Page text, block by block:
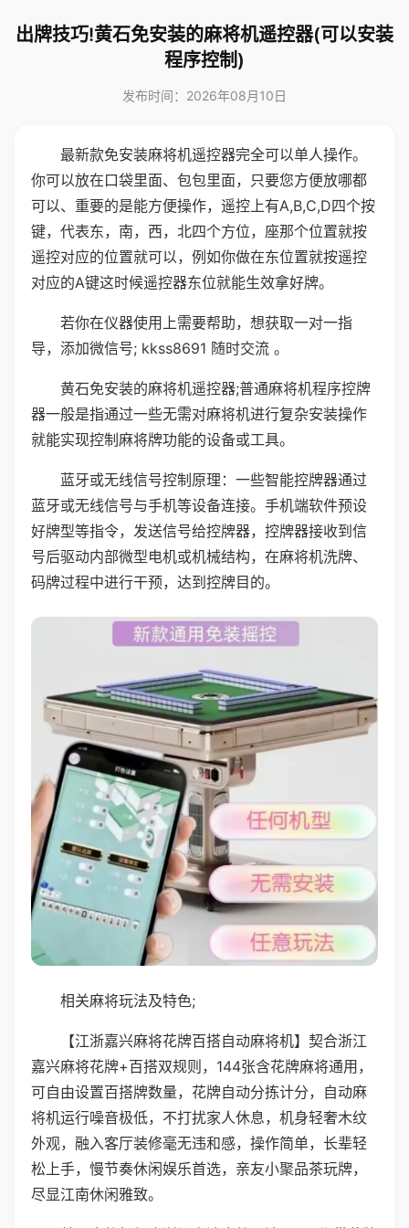
出牌技巧!黄石免安装的麻将机遥控器(可以安装
程序控制)
发布时间：2026年08月10日
最新款免安装麻将机遥控器完全可以单人操作。
你可以放在口袋里面、包包里面，只要您方便放哪都
可以、重要的是能方便操作，遥控上有A,B,C,D四个按
键，代表东，南，西，北四个方位，座那个位置就按
遥控对应的位置就可以，例如你做在东位置就按遥控
对应的A键这时候遥控器东位就能生效拿好牌。
若你在仪器使用上需要帮助，想获取一对一指
导，添加微信号; kkss8691 随时交流 。
黄石免安装的麻将机遥控器;普通麻将机程序控牌
器一般是指通过一些无需对麻将机进行复杂安装操作
就能实现控制麻将牌功能的设备或工具。
蓝牙或无线信号控制原理：一些智能控牌器通过
蓝牙或无线信号与手机等设备连接。手机端软件预设
好牌型等指令，发送信号给控牌器，控牌器接收到信
号后驱动内部微型电机或机械结构，在麻将机洗牌、
码牌过程中进行干预，达到控牌目的。
相关麻将玩法及特色;
【江浙嘉兴麻将花牌百搭自动麻将机】契合浙江
嘉兴麻将花牌+百搭双规则，144张含花牌麻将通用，
可自由设置百搭牌数量，花牌自动分拣计分，自动麻
将机运行噪音极低，不打扰家人休息，机身轻奢木纹
外观，融入客厅装修毫无违和感，操作简单，长辈轻
松上手，慢节奏休闲娱乐首选，亲友小聚品茶玩牌，
尽显江南休闲雅致。